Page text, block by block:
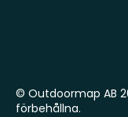
© Outdoormap AB
förbehållna.